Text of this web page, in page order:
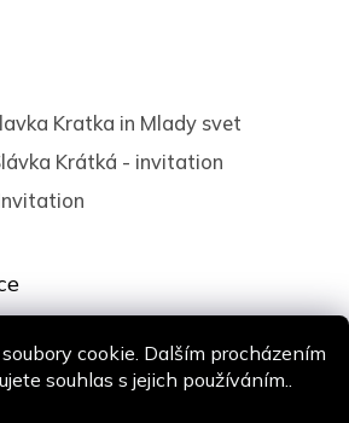
cookie. Dalším procházením
souhlas s jejich používáním..
Kratka in Mlady svet
Krátká - invitation